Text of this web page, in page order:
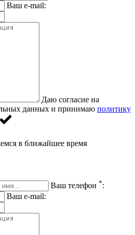
Ваш e-mail:
Даю согласие на
данных и принимаю политику
в ближайшее время
Ваш телефон *:
Ваш e-mail: